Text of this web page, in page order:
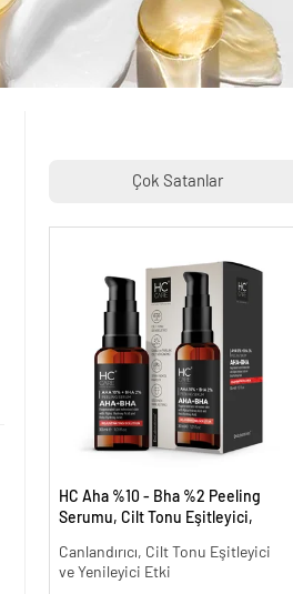
Çok Satanlar
HC Aha %10 - Bha %2 Peeling
Serumu, Cilt Tonu Eşitleyici,
Canlandırıcı, Cilt Tonu Eşitleyici
ve Yenileyici Etki